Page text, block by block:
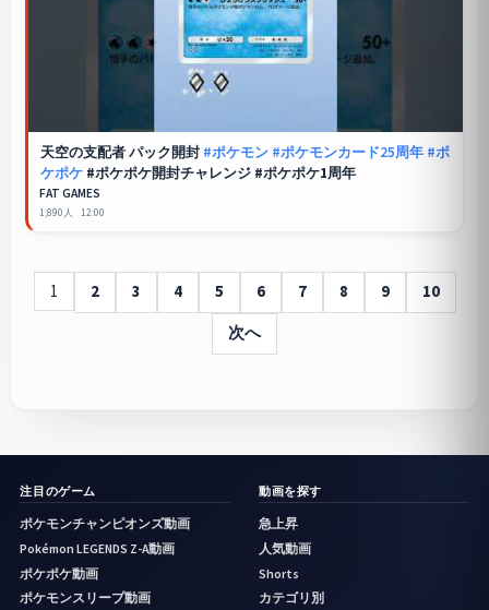
天空の支配者 パック開封 #ポケモン #ポケモンカード25周年 #ポ
ケポケ#ポケポケ開封チャレンジ #ポケポケ1周年
FAT GAMES
1,890人 12:00
1 2 3 4 5 6 7 8 9
10
次へ
注目のゲーム
ポケモンチャンピオンズ動画
Pokémon LEGENDS Z-A動画
ポケポケ動画
ポケモンスリープ動画
動画を探す
急上昇
人気動画
Shorts
カテゴリ別